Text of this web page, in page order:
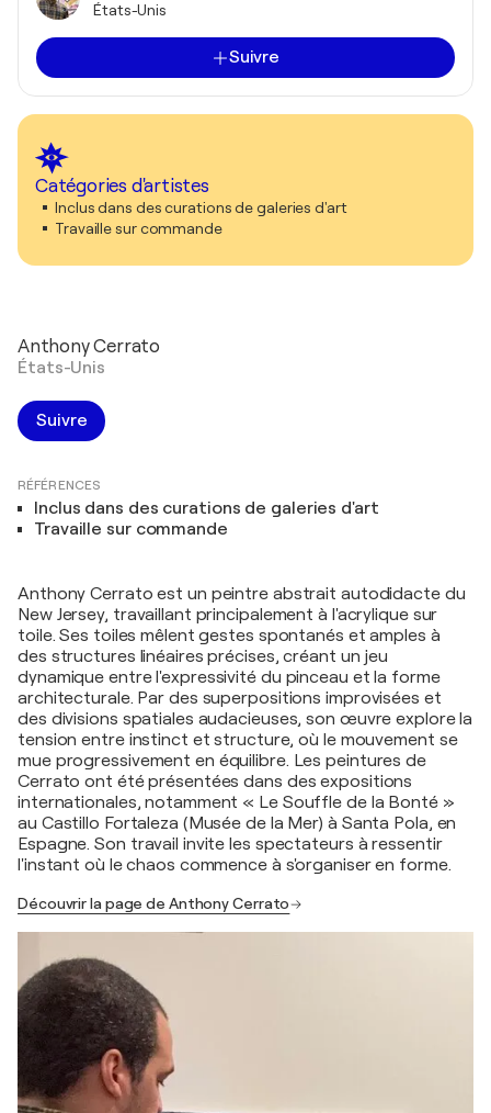
États-Unis
Suivre
Catégories d'artistes
Inclus dans des curations de galeries d'art
Travaille sur commande
Anthony Cerrato
États-Unis
Suivre
RÉFÉRENCES
Inclus dans des curations de galeries d'art
Travaille sur commande
Anthony Cerrato est un peintre abstrait autodidacte du
New Jersey, travaillant principalement à l'acrylique sur
toile. Ses toiles mêlent gestes spontanés et amples à
des structures linéaires précises, créant un jeu
dynamique entre l'expressivité du pinceau et la forme
architecturale. Par des superpositions improvisées et
des divisions spatiales audacieuses, son œuvre explore la
tension entre instinct et structure, où le mouvement se
mue progressivement en équilibre. Les peintures de
Cerrato ont été présentées dans des expositions
internationales, notamment « Le Souffle de la Bonté »
au Castillo Fortaleza (Musée de la Mer) à Santa Pola, en
Espagne. Son travail invite les spectateurs à ressentir
l'instant où le chaos commence à s'organiser en forme.
Découvrir la page de Anthony Cerrato